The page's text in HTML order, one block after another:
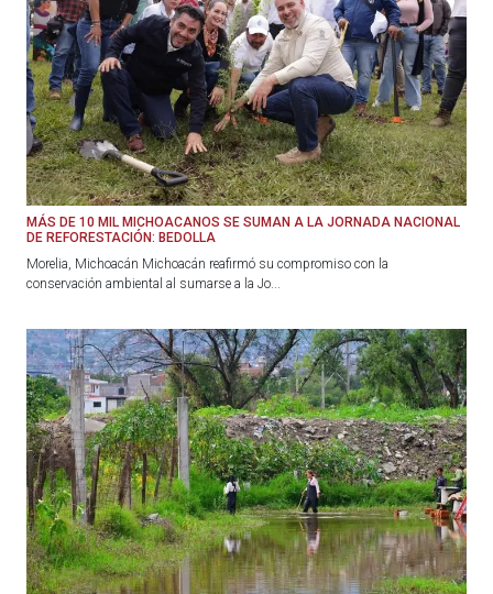
MÁS DE 10 MIL MICHOACANOS SE SUMAN A LA JORNADA NACIONAL
DE REFORESTACIÓN: BEDOLLA
Morelia, Michoacán Michoacán reafirmó su compromiso con la
conservación ambiental al sumarse a la Jo...